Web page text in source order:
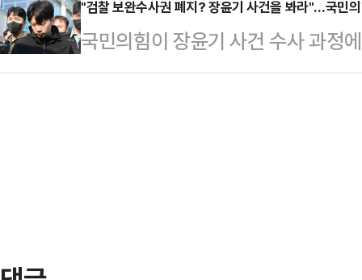
제출될 예정이다.앞서 배재고 선수
열린 제81회 청룡기 전국고교야구
전에서 단체 율동과 함께 “가야지,…
리면서 대규모 자금 조달 기대도
근 열린 SK하이닉스 ADR 투자설
히 장기적 성향의 대형 기관투자자
"검찰 보완수사권 폐지? 장윤기 사건을 봐라"…국민
국민의힘이 장윤기 사건 수사 과정
불거지자, 정부·여당을 향해 검찰